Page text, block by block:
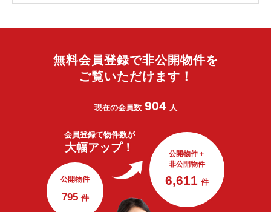
無料会員登録で非公開物件を
ご覧いただけます！
現在の会員数 904 人
会員登録で物件数が
大幅アップ！
公開物件
795 件
公開物件＋
非公開物件
6,611 件